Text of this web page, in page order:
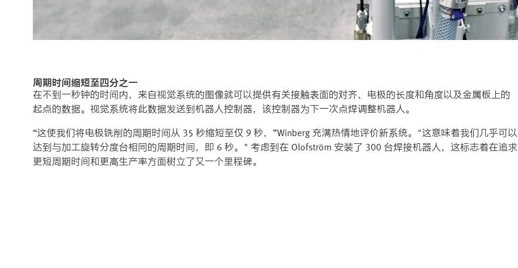
周期时间缩短至四分之一
在不到一秒钟的时间内，来自视觉系统的图像就可以提供有关接触表面的对齐、电极的长度和角度以及金属板上的
起点的数据。视觉系统将此数据发送到机器人控制器，该控制器为下一次点焊调整机器人。
“这使我们将电极铣削的周期时间从 35 秒缩短至仅 9 秒，”Winberg 充满热情地评价新系统。"这意味着我们几乎可以
达到与加工旋转分度台相同的周期时间，即 6 秒。" 考虑到在 Olofström 安装了 300 台焊接机器人，这标志着在追求
更短周期时间和更高生产率方面树立了又一个里程碑。